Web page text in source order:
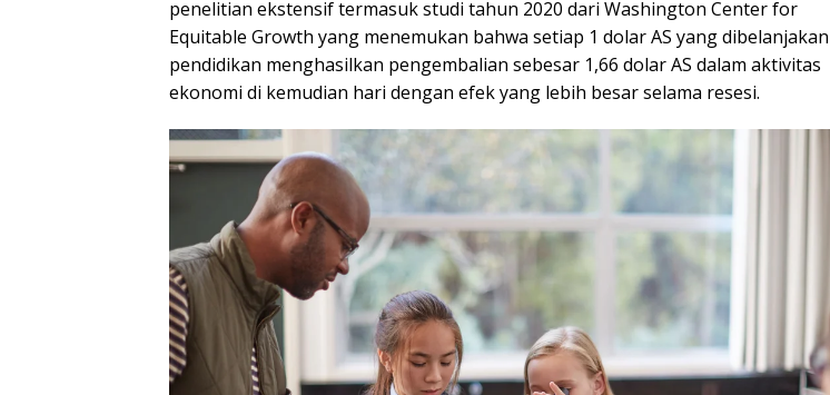
penelitian ekstensif termasuk studi tahun 2020 dari Washington Center for
Equitable Growth yang menemukan bahwa setiap 1 dolar AS yang
pendidikan menghasilkan pengembalian sebesar 1,66 dolar AS dalam aktivitas
ekonomi di kemudian hari dengan efek yang lebih besar selama resesi.